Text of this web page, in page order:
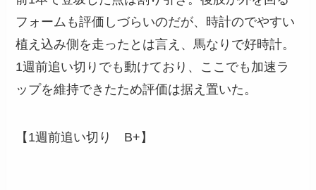
フォームも評価しづらいのだが、時計のでやすい
植え込み側を走ったとは言え、馬なりで好時計。
1週前追い切りでも動けており、ここでも加速ラ
ップを維持できたため評価は据え置いた。
【1週前追い切り B+】